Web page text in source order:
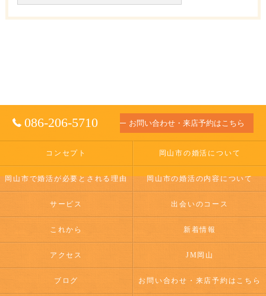
086-206-5710 お問い合わせ・来店予約はこちら
コンセプト 岡山市の婚活について
岡山市で婚活が必要とされる理由 岡山市の婚活の内容について
サービス 出会いのコース
これから 新着情報
アクセス JM岡山
ブログ お問い合わせ・来店予約はこちら